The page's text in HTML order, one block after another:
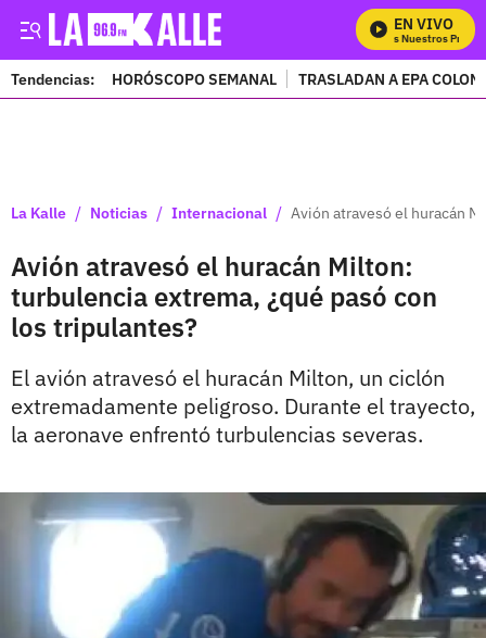
EN VIVO
Mira Todos Nuestros
Tendencias: HORÓSCOPO SEMANAL TRASLADAN A EPA
La Kalle / Noticias / Internacional / Avión atravesó el huracán
Avión atravesó el huracán Milton:
turbulencia extrema, ¿qué pasó con
los tripulantes?
El avión atravesó el huracán Milton, un ciclón
extremadamente peligroso. Durante el trayecto,
la aeronave enfrentó turbulencias severas.